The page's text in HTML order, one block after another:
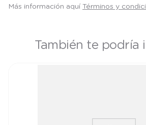
Más información aquí Términos y
También te podría